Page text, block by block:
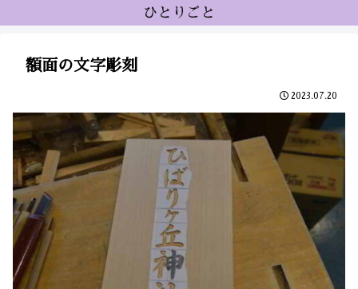
ひとりごと
額面の文字彫刻
2023.07.20